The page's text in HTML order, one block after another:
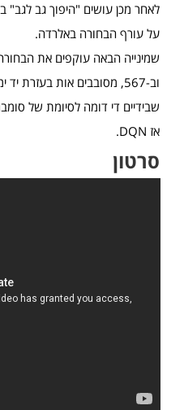
על עורף הבחורה באלרדה.
שבידיים די דומה לסיומת של
אז DQN.
סרטון